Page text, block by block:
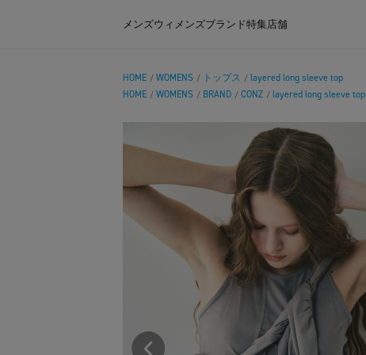
メンズウィメンズブランド特集店舗
HOME / WOMENS / トップス / layered long sleeve top
HOME / WOMENS / BRAND / CONZ / layered long sleeve top